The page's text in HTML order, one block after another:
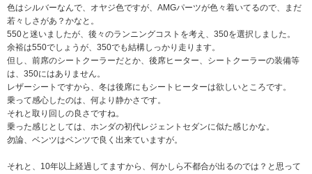
色はシルバーなんで、オヤジ色ですが、AMGパーツが色々着いてるので、まだ
若々しさがあ？かなと。
550と迷いましたが、後々のランニングコストを考え、350を選択しました。
余裕は550でしょうが、350でも結構しっかり走ります。
但し、前席のシートクーラーだとか、後席ヒーター、シートクーラーの装備等
は、350にはありません。
レザーシートですから、冬は後席にもシートヒーターは欲しいところです。
乗って感心したのは、何より静かさです。
それと取り回しの良さですね。
乗った感じとしては、ホンダの初代レジェントセダンに似た感じかな。
勿論、ベンツはベンツで良く出来ていますが。
それと、10年以上経過してますから、何かしら不都合が出るのでは？と思って